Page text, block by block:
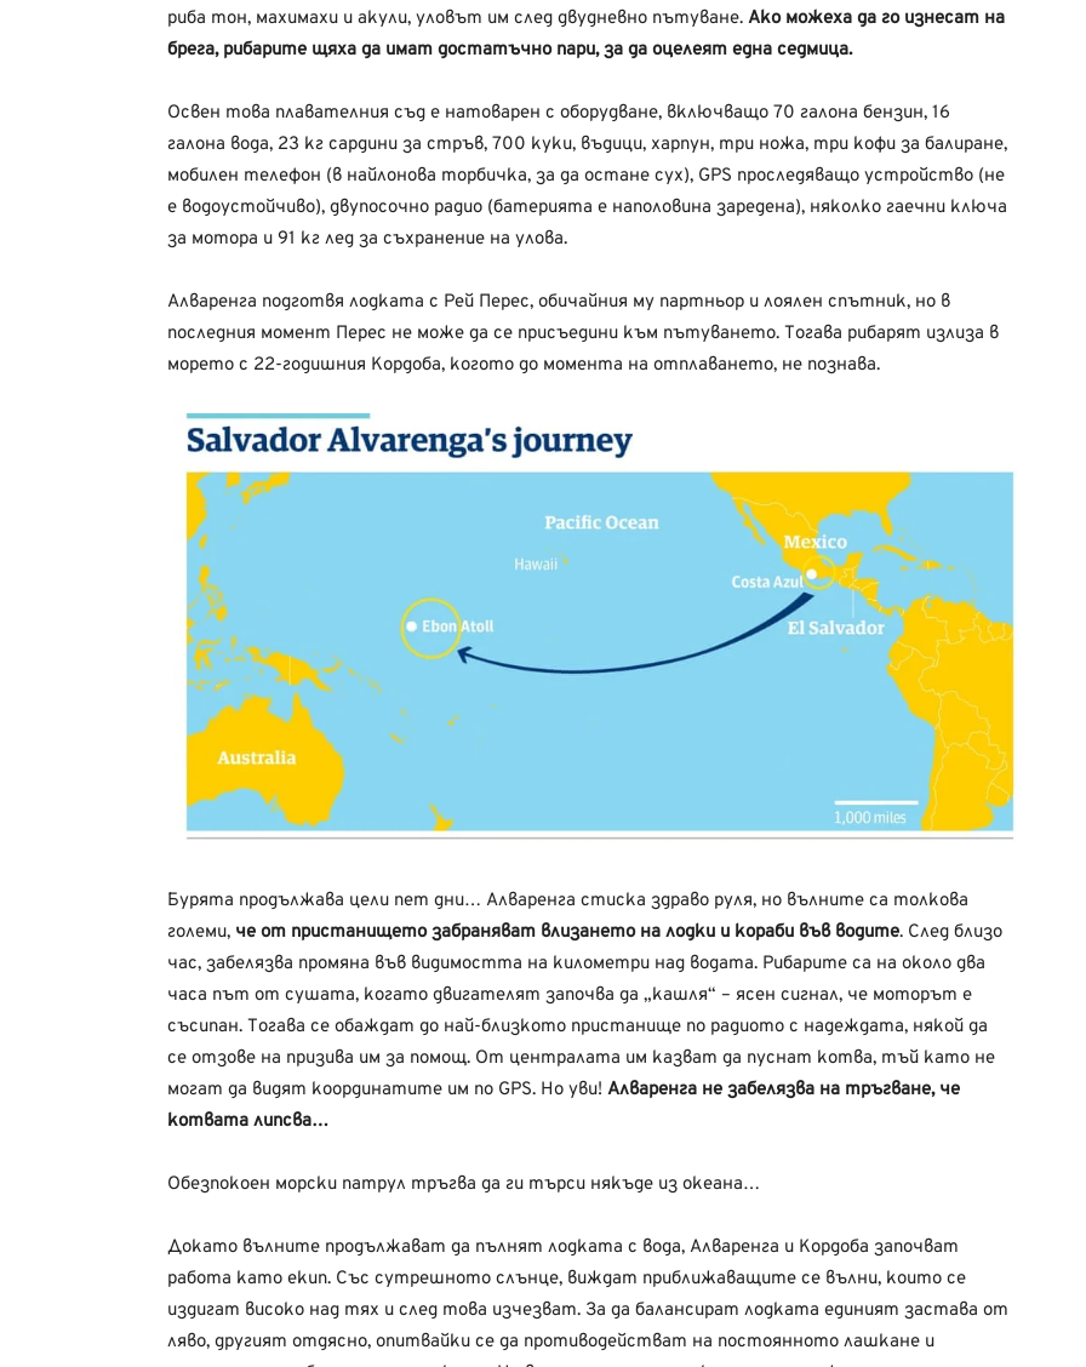
риба тон, махимахи и акули, уловът им след двудневно пътуване. Ако можеха да го изнесат на
брега, рибарите щяха да имат достатъчно пари, за да оцелеят една седмица.
Освен това плавателния съд е натоварен с оборудване, включващо 70 галона бензин, 16
галона вода, 23 кг сардини за стръв, 700 куки, въдици, харпун, три ножа, три кофи за балиране,
мобилен телефон (в найлонова торбичка, за да остане сух), GPS проследяващо устройство (не
е водоустойчиво), двупосочно радио (батерията е наполовина заредена), няколко гаечни ключа
за мотора и 91 кг лед за съхранение на улова.
Алваренга подготвя лодката с Рей Перес, обичайния му партньор и лоялен спътник, но в
последния момент Перес не може да се присъедини към пътуването. Тогава рибарят излиза в
морето с 22-годишния Кордоба, когото до момента на отплаването, не познава.
Бурята продължава цели пет дни… Алваренга стиска здраво руля, но вълните са толкова
големи, че от пристанището забраняват влизането на лодки и кораби във водите. След близо
час, забелязва промяна във видимостта на километри над водата. Рибарите са на около два
часа път от сушата, когато двигателят започва да „кашля“ – ясен сигнал, че моторът е
съсипан. Тогава се обаждат до най-близкото пристанище по радиото с надеждата, някой да
се отзове на призива им за помощ. От централата им казват да пуснат котва, тъй като не
могат да видят координатите им по GPS. Но уви! Алваренга не забелязва на тръгване, че
котвата липсва…
Обезпокоен морски патрул тръгва да ги търси някъде из океана…
Докато вълните продължават да пълнят лодката с вода, Алваренга и Кордоба започват
работа като екип. Със сутрешното слънце, виждат приближаващите се вълни, които се
издигат високо над тях и след това изчезват. За да балансират лодката единият застава от
ляво, другият отдясно, опитвайки се да противодействат на постоянното лашкане и